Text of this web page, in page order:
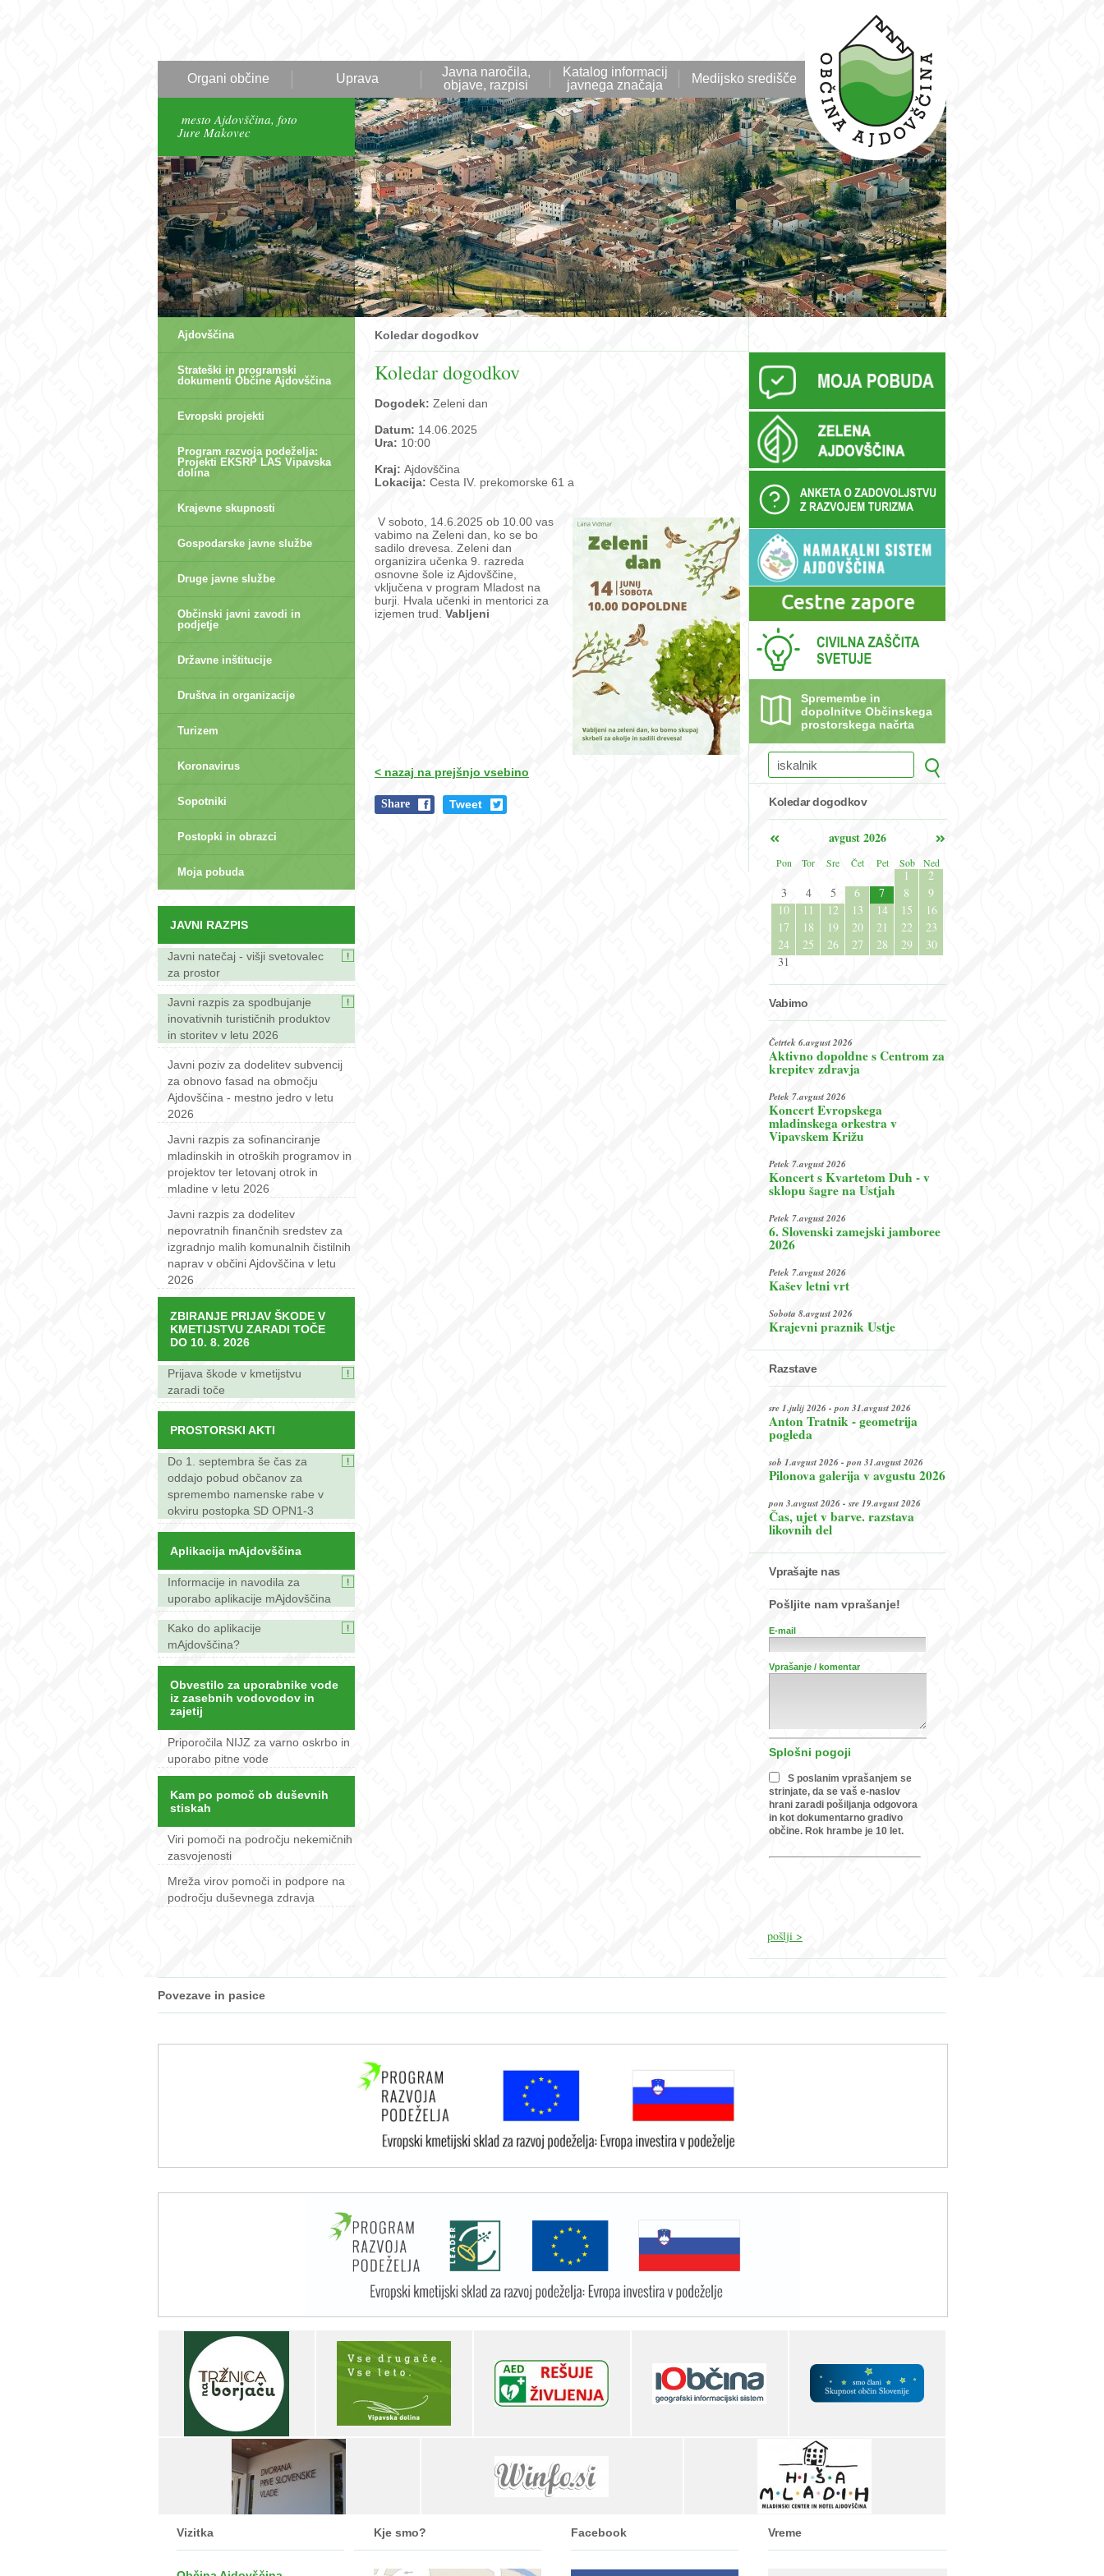
Organi občine Uprava
Javna naročila,
objave, razpisi
Katalog informacij
javnega značaja
Medijsko središče
mesto Ajdovščina, foto
Jure Makovec
Ajdovščina
Strateški in programski
dokumenti Občine Ajdovščina
Evropski projekti
Program razvoja podeželja:
Projekti EKSRP LAS Vipavska
dolina
Krajevne skupnosti
Gospodarske javne službe
Druge javne službe
Občinski javni zavodi in
podjetje
Državne inštitucije
Društva in organizacije
Turizem
Koronavirus
Sopotniki
Postopki in obrazci
Moja pobuda
JAVNI RAZPIS
Javni natečaj - višji svetovalec
za prostor
Javni razpis za spodbujanje
inovativnih turističnih produktov
in storitev v letu 2026
Javni poziv za dodelitev subvencij
za obnovo fasad na območju
Ajdovščina - mestno jedro v letu
2026
Javni razpis za sofinanciranje
mladinskih in otroških programov in
projektov ter letovanj otrok in
mladine v letu 2026
Javni razpis za dodelitev
nepovratnih finančnih sredstev za
izgradnjo malih komunalnih čistilnih
naprav v občini Ajdovščina v letu
2026
ZBIRANJE PRIJAV ŠKODE V
KMETIJSTVU ZARADI TOČE
DO 10. 8. 2026
Prijava škode v kmetijstvu
zaradi toče
PROSTORSKI AKTI
Do 1. septembra še čas za
oddajo pobud občanov za
spremembo namenske rabe v
okviru postopka SD OPN1-3
Aplikacija mAjdovščina
Informacije in navodila za
uporabo aplikacije mAjdovščina
Kako do aplikacije
mAjdovščina?
Obvestilo za uporabnike vode
iz zasebnih vodovodov in
zajetij
Priporočila NIJZ za varno oskrbo in
uporabo pitne vode
Kam po pomoč ob duševnih
stiskah
Viri pomoči na področju nekemičnih
zasvojenosti
Mreža virov pomoči in podpore na
področju duševnega zdravja
Koledar dogodkov
Koledar dogodkov
Dogodek: Zeleni dan
Datum: 14.06.2025
Ura: 10:00
Kraj: Ajdovščina
Lokacija: Cesta IV. prekomorske 61 a
V soboto, 14.6.2025 ob 10.00 vas
vabimo na Zeleni dan, ko se bo
sadilo drevesa. Zeleni dan
organizira učenka 9. razreda
osnovne šole iz Ajdovščine,
vključena v program Mladost na
burji. Hvala učenki in mentorici za
izjemen trud. Vabljeni
< nazaj na prejšnjo vsebino
Share Tweet
Spremembe in
dopolnitve Občinskega
prostorskega načrta
Koledar dogodkov
avgust 2026
Pon
Tor Sre Čet Pet Sob Ned
1
2
3
4 5 6 7 8
9
10
11 12 13 14 15
16
17
18 19 20 21 22
23
24
25 26 27 28 29
30
31
Vabimo
Četrtek 6.avgust 2026
Aktivno dopoldne s Centrom za
krepitev zdravja
Petek 7.avgust 2026
Koncert Evropskega
mladinskega orkestra v
Vipavskem Križu
Petek 7.avgust 2026
Koncert s Kvartetom Duh - v
sklopu šagre na Ustjah
Petek 7.avgust 2026
6. Slovenski zamejski jamboree
2026
Petek 7.avgust 2026
Kašev letni vrt
Sobota 8.avgust 2026
Krajevni praznik Ustje
Razstave
sre 1.julij 2026 - pon 31.avgust 2026
Anton Tratnik - geometrija
pogleda
sob 1.avgust 2026 - pon 31.avgust 2026
Pilonova galerija v avgustu 2026
pon 3.avgust 2026 - sre 19.avgust 2026
Čas, ujet v barve. razstava
likovnih del
Vprašajte nas
Pošljite nam vprašanje!
E-mail
Vprašanje / komentar
Splošni pogoji
S poslanim vprašanjem se
strinjate, da se vaš e-naslov
hrani zaradi pošiljanja odgovora
in kot dokumentarno gradivo
občine. Rok hrambe je 10 let.
Povezave in pasice
Vizitka Kje smo? Facebook Vreme